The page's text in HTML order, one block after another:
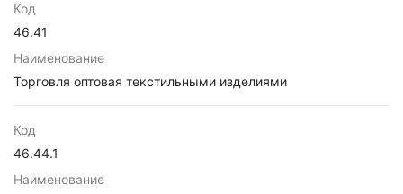
Код
46.41
Наименование
Торговля оптовая текстильными изделиями
Код
46.44.1
Наименование